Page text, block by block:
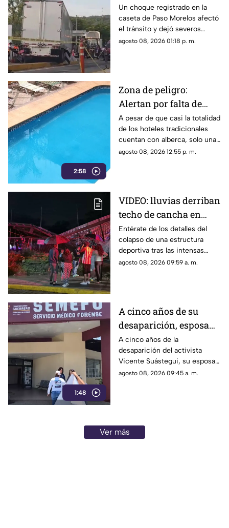
fallece una persona
Un choque registrado en la
caseta de Paso Morelos afectó
el tránsito y dejó severos
daños; este fue el saldo.
agosto 08, 2026 01:18 p. m.
2:58
Zona de peligro:
Alertan por falta de
medidas de seguridad
en albercas de hoteles
tradicionales
A pesar de que casi la totalidad
de los hoteles tradicionales
cuentan con alberca, solo una
mínima parte dispone de
agosto 08, 2026 12:55 p. m.
VIDEO: lluvias derriban
techo de cancha en
Chilpancingo; hubo
lesionados
Entérate de los detalles del
colapso de una estructura
deportiva tras las intensas
precipitaciones y el reporte de
agosto 08, 2026 09:59 a. m.
1:48
A cinco años de su
desaparición, esposa
de Vicente Suástegui
acude al Semefo en
Chilpancingo
A cinco años de la
desaparición del activista
Vicente Suástegui, su esposa
acudió al Semefo de
agosto 08, 2026 09:45 a. m.
Ver más